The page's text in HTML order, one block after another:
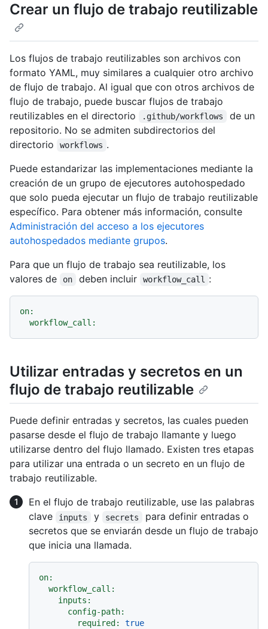
Crear un flujo de trabajo reutilizable
Los flujos de trabajo reutilizables son archivos con
formato YAML, muy similares a cualquier otro archivo
de flujo de trabajo. Al igual que con otros archivos de
flujo de trabajo, puede buscar flujos de trabajo
reutilizables en el directorio
.github/workflows
de un
repositorio. No se admiten subdirectorios del
directorio
workflows .
Puede estandarizar las implementaciones mediante la
creación de un grupo de ejecutores autohospedado
que solo pueda ejecutar un flujo de trabajo reutilizable
específico. Para obtener más información, consulte
Administración del acceso a los ejecutores
autohospedados mediante grupos.
Para que un flujo de trabajo sea reutilizable, los
valores de
on deben incluir workflow_call :
on:
workflow_call:
Utilizar entradas y secretos en un
flujo de trabajo reutilizable
Puede definir entradas y secretos, las cuales pueden
pasarse desde el flujo de trabajo llamante y luego
utilizarse dentro del flujo llamado. Existen tres etapas
para utilizar una entrada o un secreto en un flujo de
trabajo reutilizable.
En el flujo de trabajo reutilizable, use las palabras
clave
inputs y secrets
para definir entradas o
secretos que se enviarán desde un flujo de trabajo
que inicia una llamada.
on:
workflow_call:
inputs:
config-path:
required:
true